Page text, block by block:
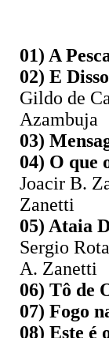
01) A
02) E
Gildo de
Azambuja
03)
04) O que
Joacir B.
Zanetti
05) Ataia
Sergio
A. Zanetti
06) Tô de
07) Fogo
08) Este é